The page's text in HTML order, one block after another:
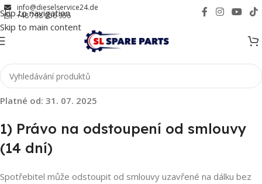
Skip to navigation
Skip to main content
info@dieselservice24.de
+48 798 956 956
Platné od: 31. 07. 2025
1) Právo na odstoupení od smlouvy
(14 dní)
Spotřebitel může odstoupit od smlouvy uzavřené na dálku bez